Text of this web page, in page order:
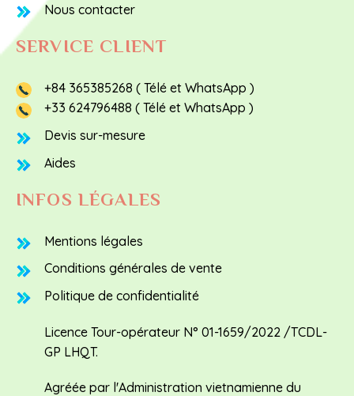
Nous contacter
SERVICE CLIENT
+84 365385268 ( Télé et WhatsApp )
+33 624796488 ( Télé et WhatsApp )
Devis sur-mesure
Aides
INFOS LÉGALES
Mentions légales
Conditions générales de vente
Politique de confidentialité
Licence Tour-opérateur N° 01-1659/2022 /TCDL-
GP LHQT.
Agréée par l'Administration vietnamienne du